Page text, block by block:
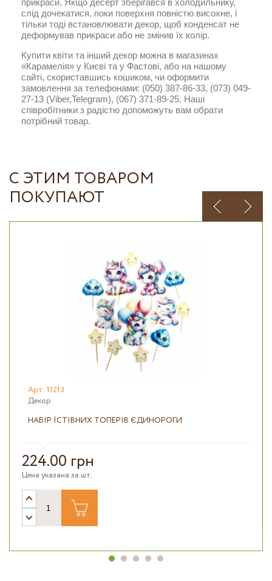
прикраси. Якщо десерт зберігався в холодильнику,
слід дочекатися, поки поверхня повністю висохне, і
тільки тоді встановлювати декор, щоб конденсат не
деформував прикраси або не змінив їх колір.
Купити квіти та інший декор можна в магазинах
«Карамелія» у Києві та у Фастові, або на нашому
сайті, скориставшись кошиком, чи оформити
замовлення за телефонами: (050) 387-86-33, (073) 049-
27-13 (Viber,Telegram), (067) 371-89-25. Наші
співробітники з радістю допоможуть вам обрати
потрібний товар.
С ЭТИМ ТОВАРОМ
ПОКУПАЮТ
Арт: 11213
Декор
НАБІР ЇСТІВНИХ ТОПЕРІВ ЄДИНОРОГИ
224.00 грн
Цена указана за шт.